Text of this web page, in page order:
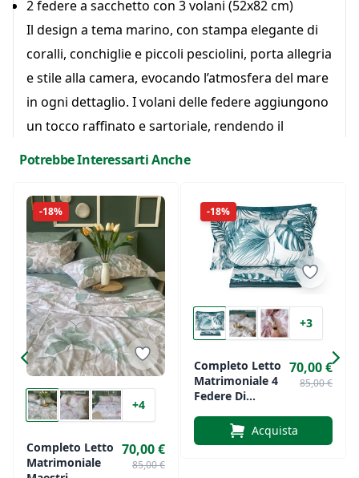
2 federe a sacchetto con 3 volani (52x82 cm)
Il design a tema marino, con stampa elegante di
coralli, conchiglie e piccoli pesciolini, porta allegria
e stile alla camera, evocando l’atmosfera del mare
in ogni dettaglio. I volani delle federe aggiungono
un tocco raffinato e sartoriale, rendendo il
Caratteristiche:
Tessuto: 100% cotone
Lenzuolo sopra: 250x290 cm
Lenzuolo sotto con angoli: 175x200 + 25 cm
Federe: 52x82 cm, a sacchetto con 3 volani
Stile: marino, stampa con coralli, conchiglie e
pesciolini
Morbido, traspirante e resistente ai lavaggi
Un completo letto che unisce comfort, qualità e
design, perfetto per chi ama uno stile fresco e
raffinato, ispirato al mare.
Potrebbe Interessarti Anche
-18%
+4
Completo Letto
Matrimoniale
70,00 €
85,00 €
-18%
+3
Completo Letto
Matrimoniale 4
Federe Di
Cotonieri Art.
Foresta
70,00 €
85,00 €
Acquista